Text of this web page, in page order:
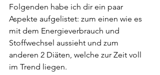
Folgenden habe ich dir ein paar
Aspekte aufgelistet: zum einen wie es
mit dem Energieverbrauch und
Stoffwechsel aussieht und zum
anderen 2 Diäten, welche zur Zeit voll
im Trend liegen.